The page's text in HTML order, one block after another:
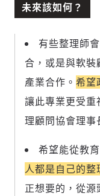
未來該如何？
有些整理師
合，或是與軟裝
產業合作。 希望
讓此專業更受
理顧問協會理事
希望能從教
人都是自己的整
正想要的，從